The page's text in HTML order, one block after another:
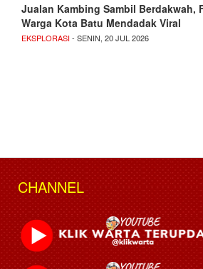
Jualan Kambing Sambil Berdakwah,
Warga Kota Batu Mendadak Viral
EKSPLORASI- SENIN, 20 JUL 2026
CHANNEL